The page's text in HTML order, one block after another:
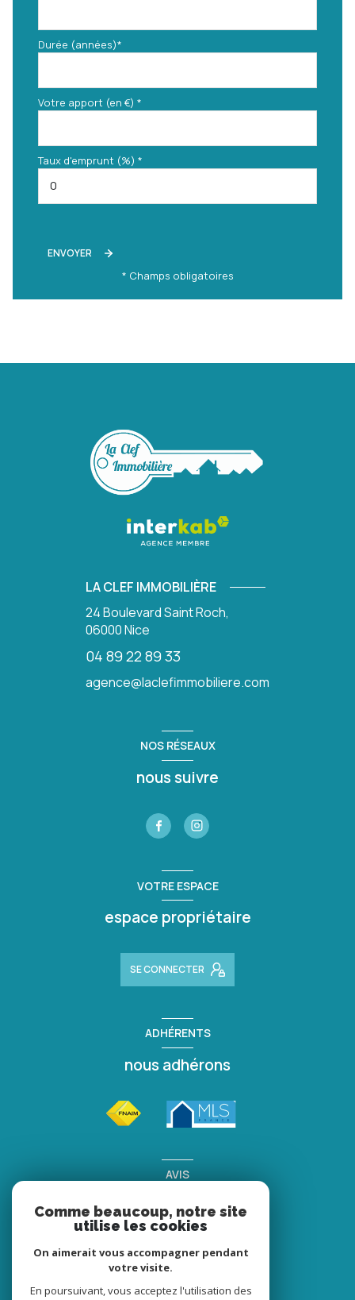
Durée (années)*
Votre apport (en €) *
Taux d'emprunt (%) *
ENVOYER
* Champs obligatoires
LA CLEF IMMOBILIÈRE
24 Boulevard Saint Roch,
06000Nice
04 89 22 89 33
agence@laclefimmobiliere.com
NOS RÉSEAUX
nous suivre
VOTRE ESPACE
espace propriétaire
SE CONNECTER
ADHÉRENTS
nous adhérons
AVIS
clients
Comme beaucoup, notre site
utilise les cookies
On aimerait vous accompagner pendant
votre visite.
En poursuivant, vous acceptez l'utilisation des